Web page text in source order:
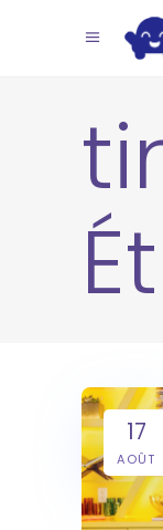
17
AOÛT